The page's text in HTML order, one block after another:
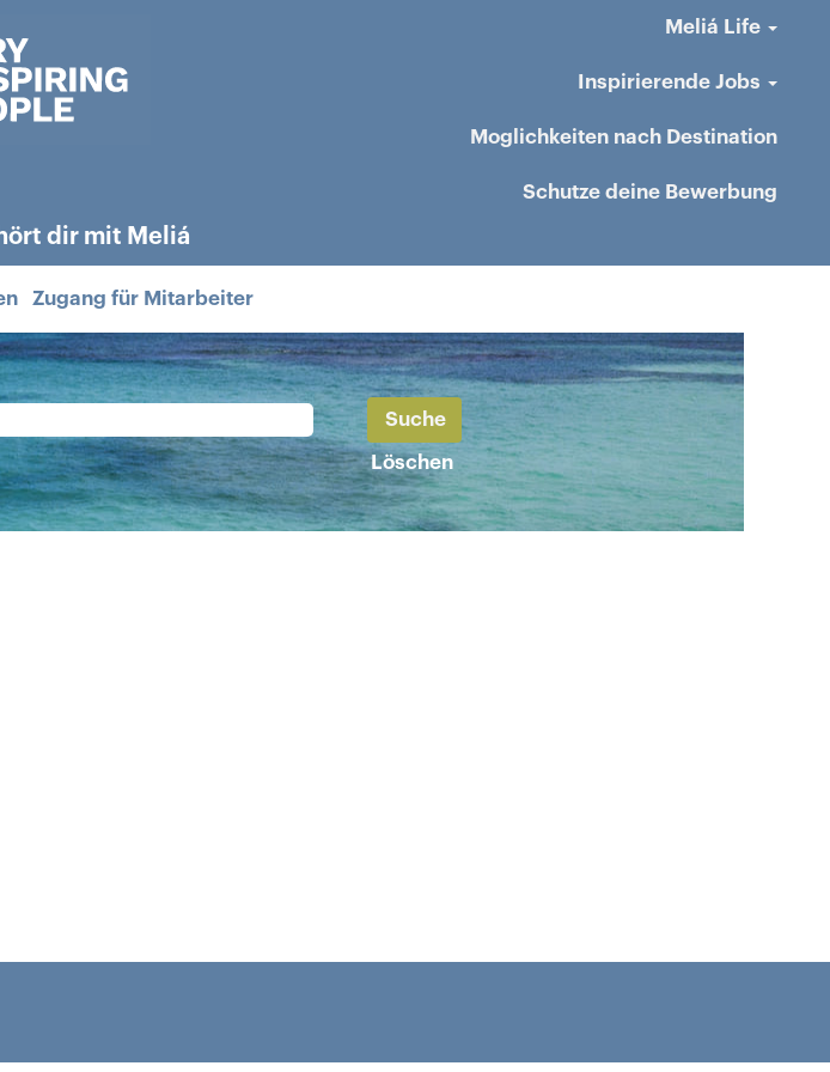
Meliá Life
Inspirierende Jobs
Moglichkeiten nach Destination
Schutze deine Bewerbung
dir mit Meliá
Zugang für Mitarbeiter
Löschen